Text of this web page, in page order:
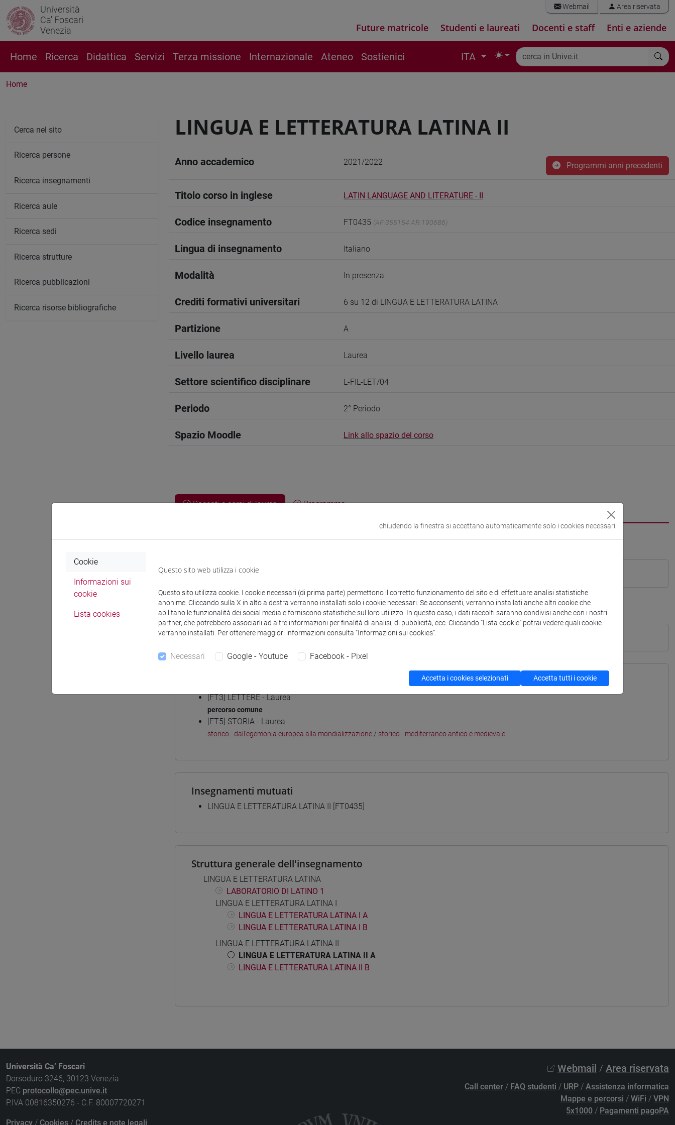
Università
Ca' Foscari
Venezia
Webmail Area riservata
Future matricole Studenti e laureati Docenti e staff Enti e aziende
Home Ricerca Didattica Servizi Terza missione Internazionale Ateneo Sostienici ITA
Home
LINGUA E LETTERATURA LATINA II
Anno accademico 2021/2022 Programmi anni precedenti
Titolo corso in inglese LATIN LANGUAGE AND LITERATURE - II
Codice insegnamento FT0435 (AF:355154 AR:190686)
Lingua di insegnamento Italiano
Modalità In presenza
Crediti formativi universitari 6 su 12 di LINGUA E LETTERATURA LATINA
Partizione A
Livello laurea Laurea
Settore scientifico disciplinare L-FIL-LET/04
Periodo 2° Periodo
Spazio Moodle Link allo spazio del corso
Docenti e corsi di laurea Programma
Docenti
MONDIN Luca- 30h Lezione
Materiali didattici
Materiali su Moodle
[FT3] LETTERE - Laurea
percorso comune
[FT5] STORIA - Laurea
storico - dall'egemonia europea alla mondializzazione / storico - mediterraneo antico e medievale
Insegnamenti mutuati
LINGUA E LETTERATURA LATINA II [FT0435]
Struttura generale dell'insegnamento
LINGUA E LETTERATURA LATINA
LABORATORIO DI LATINO 1
LINGUA E LETTERATURA LATINA I
LINGUA E LETTERATURA LATINA I A
LINGUA E LETTERATURA LATINA I B
LINGUA E LETTERATURA LATINA II
LINGUA E LETTERATURA LATINA II A
LINGUA E LETTERATURA LATINA II B
Cerca nel sito
Ricerca persone
Ricerca insegnamenti
Ricerca aule
Ricerca sedi
Ricerca strutture
Ricerca pubblicazioni
Ricerca risorse bibliografiche
Università Ca’ Foscari
Dorsoduro 3246, 30123 Venezia
PEC protocollo@pec.unive.it
P.IVA 00816350276 - C.F. 80007720271
Privacy / Cookies / Credits e note legali
Webmail / Area riservata
Call center / FAQ studenti / URP / Assistenza informatica
Mappe e percorsi / WiFi / VPN
5x1000 / Pagamenti pagoPA
chiudendo la finestra si accettano automaticamente solo i cookies necessari
Cookie
Informazioni sui
cookie
Lista cookies
Questo sito web utilizza i cookie
Questo sito utilizza cookie. I cookie necessari (di prima parte) permettono il corretto funzionamento del sito e di effettuare analisi statistiche
anonime. Cliccando sulla X in alto a destra verranno installati solo i cookie necessari. Se acconsenti, verranno installati anche altri cookie che
abilitano le funzionalità dei social media e forniscono statistiche sul loro utilizzo. In questo caso, i dati raccolti saranno condivisi anche con i nostri
partner, che potrebbero associarli ad altre informazioni per finalità di analisi, di pubblicità, ecc. Cliccando “Lista cookie” potrai vedere quali cookie
verranno installati. Per ottenere maggiori informazioni consulta “Informazioni sui cookies”.
Necessari Google - Youtube Facebook - Pixel
Accetta i cookies selezionati Accetta tutti i cookie